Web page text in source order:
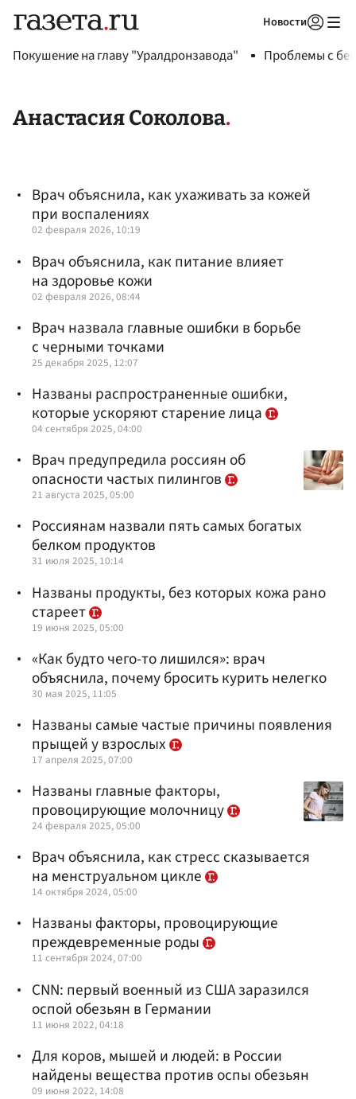
Новости
Покушение на главу "Уралдронзавода" Проблемы с
Анастасия Соколова
Врач объяснила, как ухаживать за кожей
при воспалениях
02 февраля 2026, 10:19
Врач объяснила, как питание влияет
на здоровье кожи
02 февраля 2026, 08:44
Врач назвала главные ошибки в борьбе
с черными точками
25 декабря 2025, 12:07
Названы распространенные ошибки,
которые ускоряют старение лица
04 сентября 2025, 04:00
Врач предупредила россиян об
опасности частых пилингов
21 августа 2025, 05:00
Россиянам назвали пять самых богатых
белком продуктов
31 июля 2025, 10:14
Названы продукты, без которых кожа рано
стареет
19 июня 2025, 05:00
«Как будто чего-то лишился»: врач
объяснила, почему бросить курить нелегко
30 мая 2025, 11:05
Названы самые частые причины появления
прыщей у взрослых
17 апреля 2025, 07:00
Названы главные факторы,
провоцирующие молочницу
24 февраля 2025, 05:00
Врач объяснила, как стресс сказывается
на менструальном цикле
14 октября 2024, 05:00
Названы факторы, провоцирующие
преждевременные роды
11 сентября 2024, 07:00
CNN: первый военный из США заразился
оспой обезьян в Германии
11 июня 2022, 04:18
Для коров, мышей и людей: в России
найдены вещества против оспы обезьян
09 июня 2022, 14:08